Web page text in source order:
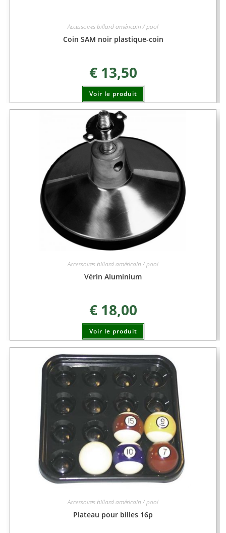
Accessoires billard américain / pool
Coin SAM noir plastique-coin
€13,50
Voir le produit
Accessoires billard américain / pool
Vérin Aluminium
€18,00
Voir le produit
Accessoires billard américain / pool
Plateau pour billes 16p